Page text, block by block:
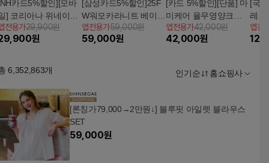
카드5%할인][모바
] 코리아나 위네이지
든 스네일 앰플 + 마
크 10매
전용가29,900원
원
[삼성카드5%할인]25F
W워모카라니트 베이지
1종
앱전용가59,000원
59,000원
[카드 5%할인][단품] 마
미케어 율무영양크림 5
0g
앱전용가42,000원
42,000원
[국
레브
어
트
앱전
6,352,863개 인기순 홈쇼핑사
[론칭가79,000→2만원↓] 블루핏 아일렛 블라우스
SET
59,000원